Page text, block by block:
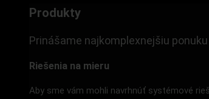
Produkty
Prinášame najkomplexnejšiu
Riešenia na mieru
Aby sme vám mohli navrhnúť systémové